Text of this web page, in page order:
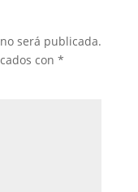
será publicada.
con *